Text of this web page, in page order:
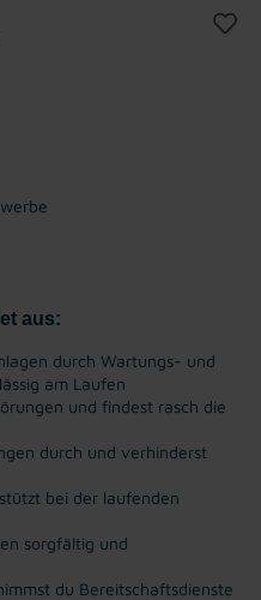
aus:
durch Wartungs- und
am Laufen
und findest rasch die
durch und verhinderst
bei der laufenden
sorgfältig und
du Bereitschaftsdienste